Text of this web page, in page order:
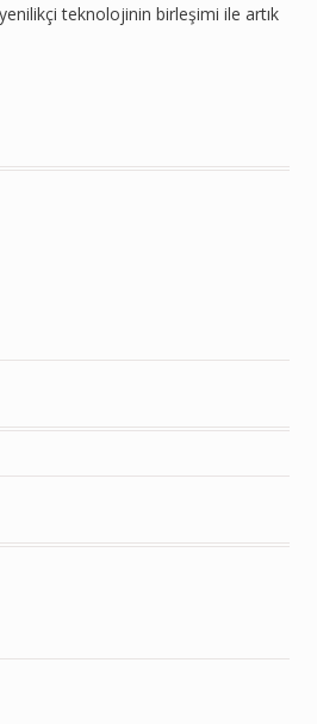
teknolojinin birleşimi ile artık